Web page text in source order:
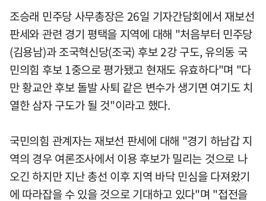
조승래 민주당 사무총장은 26일 기자간담회에서 재보선
판세와 관련 경기 평택을 지역에 대해 "처음부터 민주당
(김용남)과 조국혁신당(조국) 후보 2강 구도, 유의동 국
민의힘 후보 1중으로 평가됐고 현재도 유효하다"며 "다
만 황교안 후보 돌발 사퇴 같은 변수가 생기면 여기도 치
열한 삼자 구도가 될 것"이라고 했다.
국민의힘 관계자는 재보선 판세에 대해 "경기 하남갑 지
역의 경우 여론조사에서 이용 후보가 밀리는 것으로 나
오긴 하지만 지난 총선 이후 지역 바닥 민심을 다져왔기
에 따라잡을 수 있을 것으로 기대하고 있다"며 "접전을